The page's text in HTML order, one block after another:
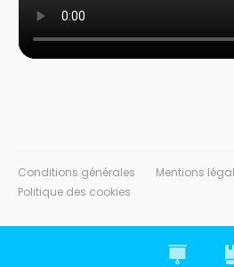
Conditions générales
Mentions
Politique des cookies